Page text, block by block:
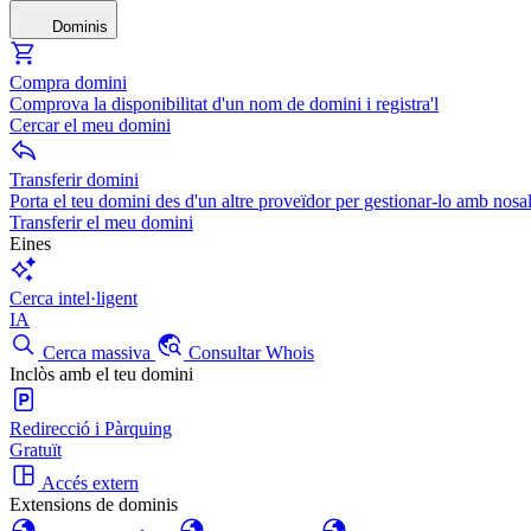
Dominis
Compra domini
Comprova la disponibilitat d'un nom de domini i registra'l
Cercar el meu domini
Transferir domini
Porta el teu domini des d'un altre proveïdor per gestionar-lo amb
Transferir el meu domini
Eines
Cerca intel·ligent
IA
Cerca massiva
Consultar Whois
Inclòs amb el teu domini
Redirecció i Pàrquing
Gratuït
Accés extern
Extensions de dominis